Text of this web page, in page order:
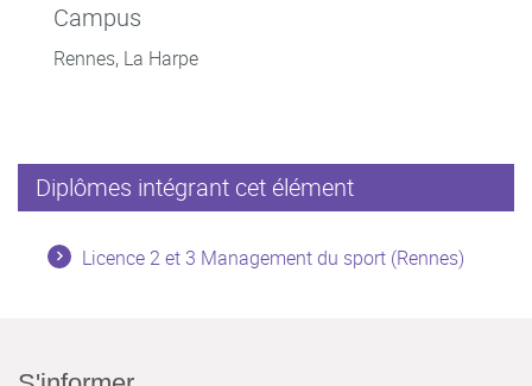
Campus
Rennes, La Harpe
Diplômes intégrant cet élément
Licence 2 et 3 Management du sport (Rennes)